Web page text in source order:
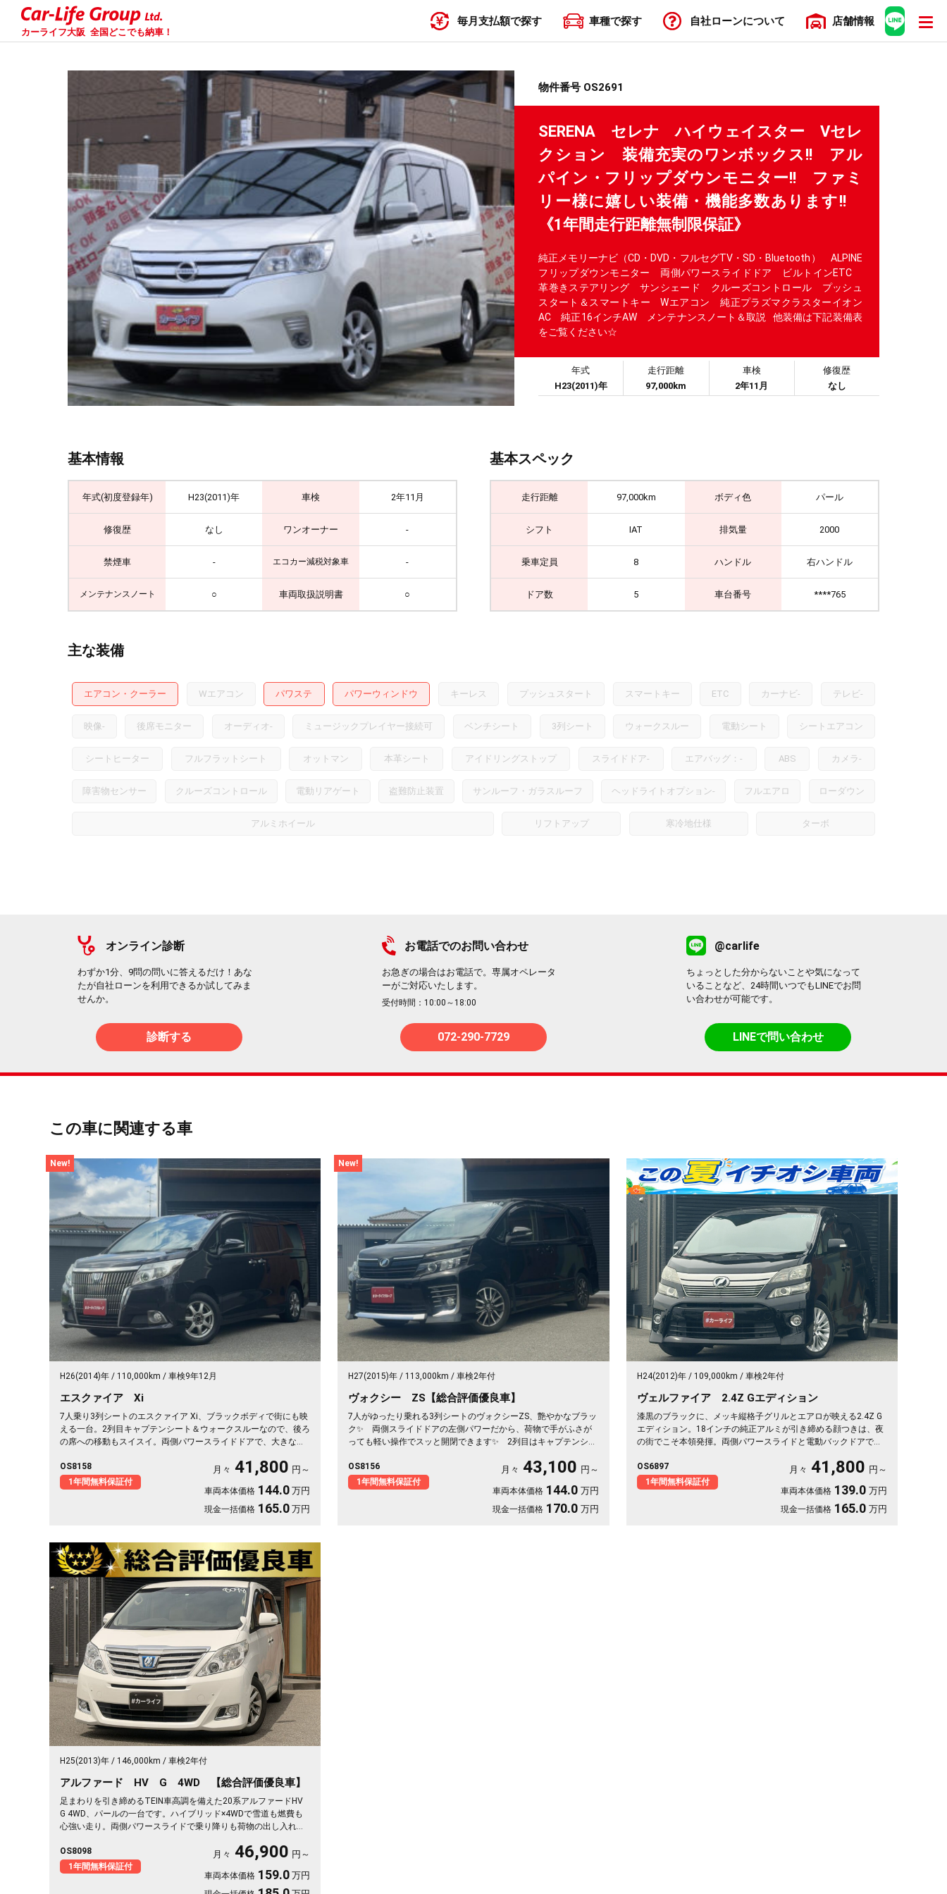
カーライフ大阪 全国どこでも納車！
毎月支払額で探す 車種で探す 自社ローンについて 店舗情報
物件番号 OS2691
SERENA セレナ ハイウェイスター Vセレ
クション 装備充実のワンボックス!! アル
パイン・フリップダウンモニター!! ファミ
リー様に嬉しい装備・機能多数あります!!
《1年間走行距離無制限保証》
純正メモリーナビ（CD・DVD・フルセグTV・SD・Bluetooth） ALPINE
フリップダウンモニター 両側パワースライドドア ビルトインETC
革巻きステアリング サンシェード クルーズコントロール プッシュ
スタート＆スマートキー Wエアコン 純正プラズマクラスターイオン
AC 純正16インチAW メンテナンスノート＆取説 他装備は下記装備表
をご覧ください☆
年式
H23(2011)年
走行距離
97,000km
車検
2年11月
修復歴
なし
基本情報
年式(初度登録年) H23(2011)年 車検 2年11月
修復歴 なし ワンオーナー -
禁煙車 - エコカー減税対象車 -
メンテナンスノート ○ 車両取扱説明書 ○
基本スペック
走行距離 97,000km ボディ色 パール
シフト IAT 排気量 2000
乗車定員 8 ハンドル 右ハンドル
ドア数 5 車台番号 ****765
主な装備
エアコン・クーラー Wエアコン パワステ パワーウィンドウ キーレス プッシュスタート スマートキー ETC カーナビ- テレビ-
映像- 後席モニター オーディオ- ミュージックプレイヤー接続可 ベンチシート 3列シート ウォークスルー 電動シート シートエアコン
シートヒーター フルフラットシート オットマン 本革シート アイドリングストップ スライドドア- エアバッグ：- ABS カメラ-
障害物センサー クルーズコントロール 電動リアゲート 盗難防止装置 サンルーフ・ガラスルーフ ヘッドライトオプション- フルエアロ ローダウン
アルミホイール リフトアップ 寒冷地仕様 ターボ
オンライン診断
わずか1分、9問の問いに答えるだけ！あな
たが自社ローンを利用できるか試してみま
せんか。
診断する
お電話でのお問い合わせ
お急ぎの場合はお電話で。専属オペレータ
ーがご対応いたします。
受付時間：10:00～18:00
072-290-7729
@carlife
ちょっとした分からないことや気になって
いることなど、24時間いつでもLINEでお問
い合わせが可能です。
LINEで問い合わせ
この車に関連する車
New!
H26(2014)年 110,000km 車検9年12月
エスクァイア Xi
7人乗り3列シートのエスクァイア Xi、ブラックボディで街にも映
える一台。2列目キャプテンシート＆ウォークスルーなので、後ろ
の席への移動もスイスイ。両側パワースライドドアで、大きな荷
ア道具もたっぷり。フルセグTV視聴可能なナビとビルトインETC
で週末の遠出も快適そのもの。仲間との旅行にも送迎にも頼れる
相棒です🚗✨💺🙌。安心の《1年保証付》でお渡しします😊
OS8158
1年間無料保証付
月々 41,800 円～
車両本体価格 144.0 万円
現金一括価格 165.0 万円
New!
H27(2015)年 113,000km 車検2年付
ヴォクシー ZS【総合評価優良車】
7人がゆったり乗れる3列シートのヴォクシーZS、艶やかなブラッ
ク✨ 両側スライドドアの左側パワーだから、荷物で手がふさが
っても軽い操作でスッと開閉できます✨ 2列目はキャプテンシー
メラ付きで大きな車体でも駐車が安心です👍 仲間との遠出も、
仕事道具の積み込みも、この一台で快適にこなせます🎵 細部ま
で丁寧に手入れされた綺麗な一台、《1年保証付》で毎日を支えま
OS8156
1年間無料保証付
月々 43,100 円～
車両本体価格 144.0 万円
現金一括価格 170.0 万円
H24(2012)年 109,000km 車検2年付
ヴェルファイア 2.4Z Gエディション
漆黒のブラックに、メッキ縦格子グリルとエアロが映える2.4Z G
エディション。18インチの純正アルミが引き締める顔つきは、夜
の街でこそ本領発揮。両側パワースライドと電動バックドアで乗
で、仕事帰りの移動も一気にくつろぎ空間に変わります。フリッ
プダウンモニターで後席の時間も特別に。長く付き合える一台と
して《1年保証付》でお渡しします🚗✨💎💺😎
OS6897
1年間無料保証付
月々 41,800 円～
車両本体価格 139.0 万円
現金一括価格 165.0 万円
H25(2013)年 146,000km 車検2年付
アルファード HV G 4WD 【総合評価優良車】
足まわりを引き締めるTEIN車高調を備えた20系アルファードHV
G 4WD、パールの一台です。ハイブリッド×4WDで雪道も燃費も
心強い走り。両側パワースライドで乗り降りも荷物の出し入れも
動もゆったりくつろげます。仕事終わりの遠出も、趣味の遠征も
余裕の空間で。この一台なら移動そのものが楽しみに変わります
OS8098
1年間無料保証付
月々 46,900 円～
車両本体価格 159.0 万円